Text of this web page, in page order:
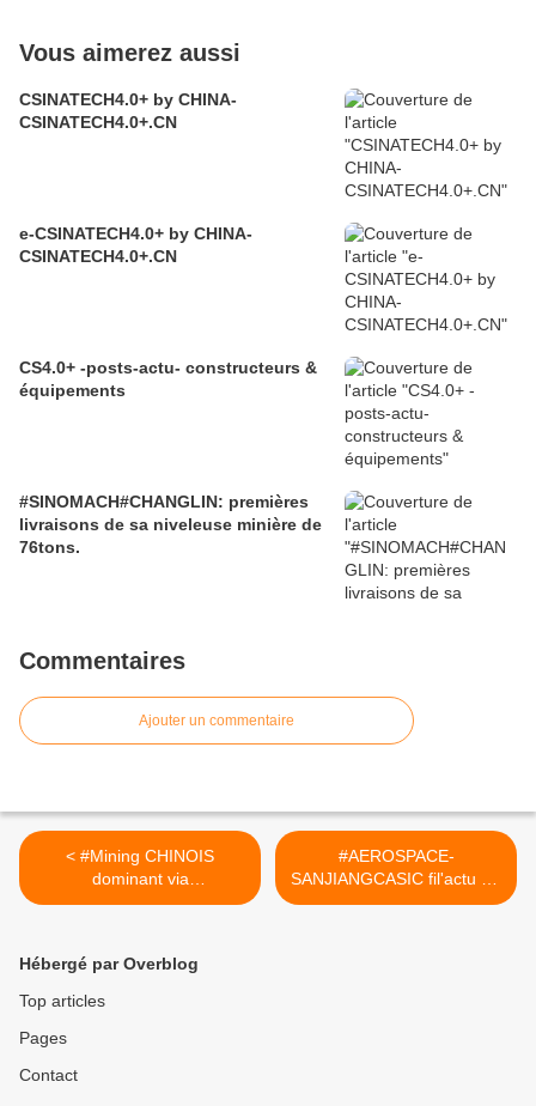
Vous aimerez aussi
CSINATECH4.0+ by CHINA-
CSINATECH4.0+.CN
e-CSINATECH4.0+ by CHINA-
CSINATECH4.0+.CN
CS4.0+ -posts-actu- constructeurs &
équipements
#SINOMACH#CHANGLIN: premières
livraisons de sa niveleuse minière de
76tons.
Commentaires
Ajouter un commentaire
< #Mining CHINOIS
dominant via
CSINATECH4.02025
#AEROSPACE-
SANJIANGCASIC fil'actu via
CSINATECH4.02025 >
Hébergé par Overblog
Top articles
Pages
Contact